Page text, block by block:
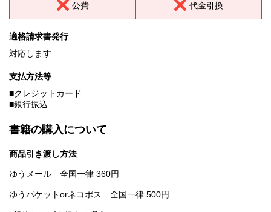
公費 代金引換
適格請求書発行
対応します
支払方法等
■クレジットカード
■銀行振込
書籍の購入について
商品引き渡し方法
ゆうメール 全国一律 360円
ゆうパケットorネコポス 全国一律 500円